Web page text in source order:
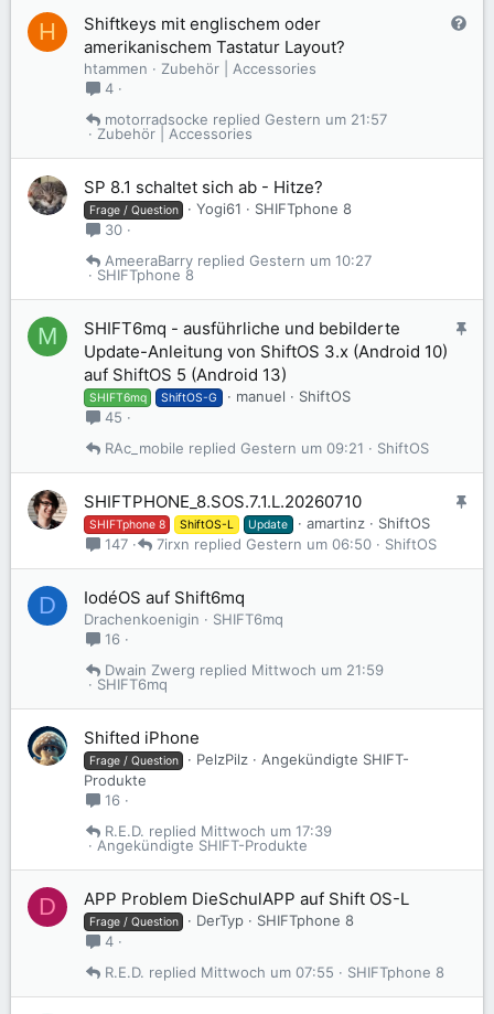
H
F
Shiftkeys mit englischem oder
amerikanischem Tastatur Layout?
htammen
Zubehör | Accessories
4
Zubehör | Accessories
Gestern um 21:57
motorradsocke
SP 8.1 schaltet sich ab - Hitze?
Frage / Question Yogi61
SHIFTphone 8
30
SHIFTphone 8
Gestern um 10:27
AmeeraBarry
M
A
n
t
SHIFT6mq - ausführliche und bebilderte
Update-Anleitung von ShiftOS 3.x (Android 10)
auf ShiftOS 5 (Android 13)
SHIFT6mq ShiftOS-G manuel
ShiftOS
45
ShiftOS
Gestern um 09:21
RAc_mobile
A
SHIFTPHONE_8.SOS.7.1.L.20260710
SHIFTphone 8 ShiftOS-L Update amartinz
ShiftOS
147
ShiftOS
Gestern um 06:50
7irxn
D IodéOS auf Shift6mq
Drachenkoenigin
SHIFT6mq
16
SHIFT6mq
Mittwoch um 21:59
Dwain Zwerg
Shifted iPhone
Frage / Question PelzPilz
Angekündigte SHIFT-
Produkte
16
Angekündigte SHIFT-Produkte
Mittwoch um 17:39
R.E.D.
D APP Problem DieSchulAPP auf Shift OS-L
Frage / Question DerTyp
SHIFTphone 8
4
SHIFTphone 8
Mittwoch um 07:55
R.E.D.